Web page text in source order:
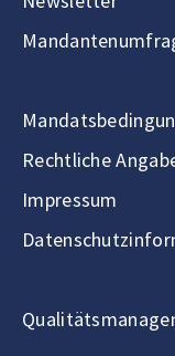
Rechtliche
Impressum